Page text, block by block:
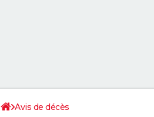
Avis de décès